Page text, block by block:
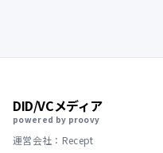
DID/VCメディア
powered by proovy
運営会社：Recept